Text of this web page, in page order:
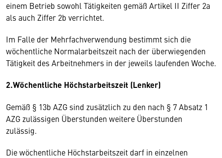
einem Betrieb sowohl Tätigkeiten gemäß Artikel II Ziffer 2a
als auch Ziffer 2b verrichtet.
Im Falle der Mehrfachverwendung bestimmt sich die
wöchentliche Normalarbeitszeit nach der überwiegenden
Tätigkeit des Arbeitnehmers in der jeweils laufenden Woche.
2.Wöchentliche Höchstarbeitszeit (Lenker)
Gemäß § 13b AZG sind zusätzlich zu den nach § 7 Absatz 1
AZG zulässigen Überstunden weitere Überstunden
zulässig.
Die wöchentliche Höchstarbeitszeit darf in einzelnen